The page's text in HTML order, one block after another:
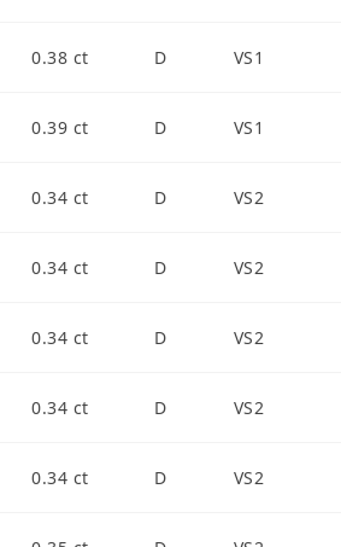
0.38 ct D VS1
0.39 ct D VS1
0.34 ct D VS2
0.34 ct D VS2
0.34 ct D VS2
0.34 ct D VS2
0.34 ct D VS2